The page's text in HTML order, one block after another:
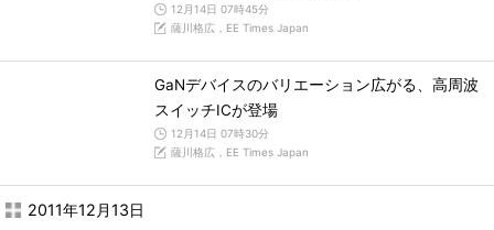
12月14日 07時45分
薩川格広，EE Times Japan
GaNデバイスのバリエーション広がる、高周波
スイッチICが登場
12月14日 07時30分
薩川格広，EE Times Japan
2011年12月13日